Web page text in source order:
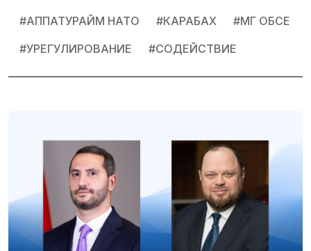
#АППАТУРАЙМ НАТО #КАРАБАХ #МГ ОБСЕ
#УРЕГУЛИРОВАНИЕ #СОДЕЙСТВИЕ